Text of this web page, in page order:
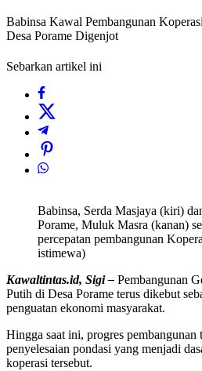
Babinsa Kawal Pembangunan
Desa Porame Digenjot
Sebarkan artikel ini
Babinsa, Serda Masjaya (kiri)
Porame, Muluk Masra (kanan)
percepatan pembangunan
istimewa)
Kawaltintas.id, Sigi – Pembangunan
Putih di Desa Porame terus dikebut
penguatan ekonomi masyarakat.
Hingga saat ini, progres pembangunan
penyelesaian pondasi yang menjadi
koperasi tersebut.